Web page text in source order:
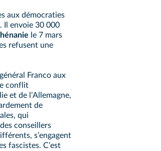
aux démocraties
Il envoie 30 000
le 7 mars
refusent une
Franco aux
conflit
et de lʼAllemagne,
de
qui
conseillers
sʼengagent
fascistes. Cʼest